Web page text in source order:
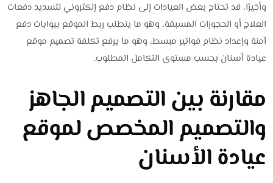
وأخيرًا، قد تحتاج بعض العيادات إلى نظام دفع إلكتروني لتسديد دفعات
العلاج أو الحجوزات المسبقة، وهو ما يتطلب ربط الموقع ببوابات دفع
آمنة وإعداد نظام فواتير مبسط، وهو ما يرفع تكلفة تصميم موقع
عيادة أسنان بحسب مستوى التكامل المطلوب.
مقارنة بين التصميم الجاهز
والتصميم المخصص لموقع
عيادة الأسنان